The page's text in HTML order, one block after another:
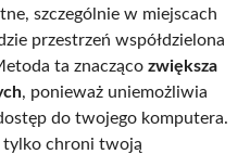
szczególnie w miejscach
przestrzeń współdzielona
ta znacząco zwiększa
, ponieważ uniemożliwia
do twojego komputera.
tylko chroni twoją